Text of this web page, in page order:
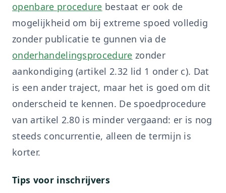
openbare procedure bestaat er ook de
mogelijkheid om bij extreme spoed volledig
zonder publicatie te gunnen via de
onderhandelingsprocedure zonder
aankondiging (artikel 2.32 lid 1 onder c). Dat
is een ander traject, maar het is goed om dit
onderscheid te kennen. De spoedprocedure
van artikel 2.80 is minder vergaand: er is nog
steeds concurrentie, alleen de termijn is
korter.
Tips voor inschrijvers